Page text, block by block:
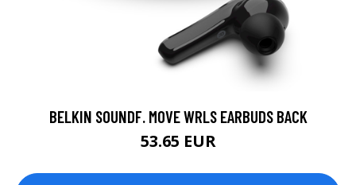
BELKIN SOUNDF. MOVE WRLS EARBUDS BACK
53.65 EUR